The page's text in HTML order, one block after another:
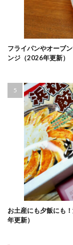
フライパンやオーブ
ンジ（2026年更新）
お土産にも夕飯にも
年更新）